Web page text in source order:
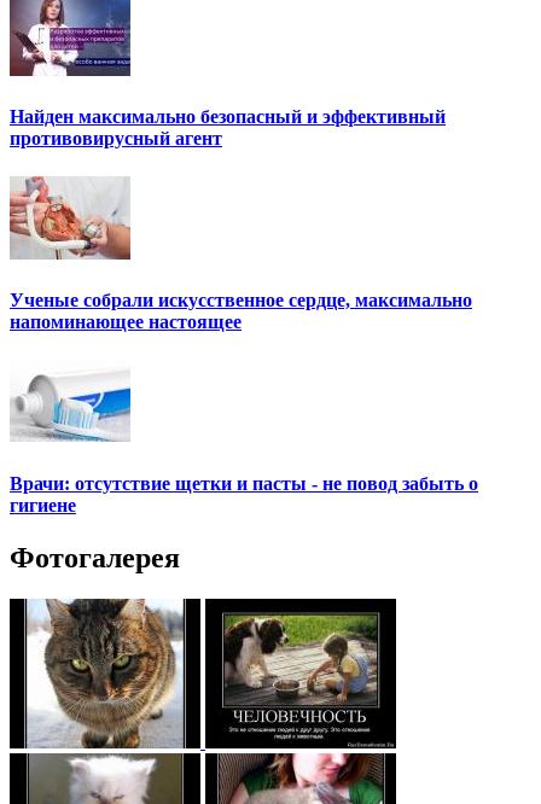
Найден максимально безопасный и эффективный
противовирусный агент
Ученые собрали искусственное сердце, максимально
напоминающее настоящее
Врачи: отсутствие щетки и пасты - не повод забыть о
гигиене
Фотогалерея